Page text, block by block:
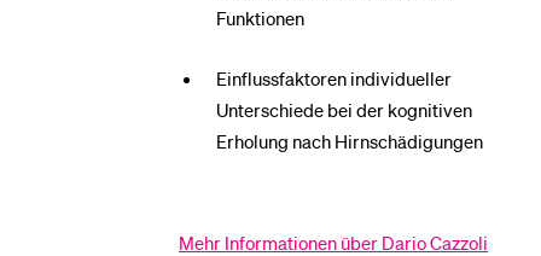
Funktionen
Einflussfaktoren individueller
Unterschiede bei der kognitiven
Erholung nach Hirnschädigungen
Mehr Informationen über Dario Cazzoli